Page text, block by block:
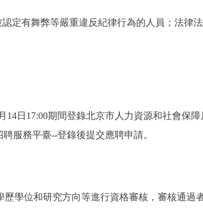
有舞弊等嚴重違反紀律行為的人員；法律法
日17:00期間登錄北京市人力資源和社會保障
服務平臺--登錄後提交應聘申請。
位和研究方向等進行資格審核，審核通過者